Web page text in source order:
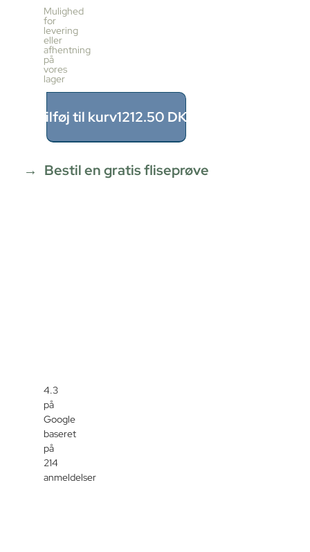
pr.
kasse
10
stk
≈
0.95m²
Pris
kasse
1212.5
DKK
÷
0.95m²
Mulighed
for
levering
eller
afhentning
på
vores
lager
Tilføj til kurv1212.50 DKK
Bestil en gratis fliseprøve
4.3
på
Google
baseret
på
214
anmeldelser